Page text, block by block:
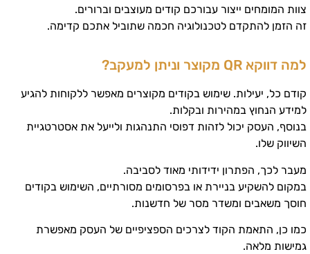
צוות המומחים ייצור עבורכם קודים מעוצבים וברורים.
זה הזמן להתקדם לטכנולוגיה חכמה שתוביל אתכם קדימה.
למה דווקא QR מקוצר וניתן למעקב?
קודם כל, יעילות. שימוש בקודים מקוצרים מאפשר ללקוחות להגיע
למידע הנחוץ במהירות ובקלות.
בנוסף, העסק יכול לזהות דפוסי התנהגות ולייעל את אסטרטגיית
השיווק שלו.
מעבר לכך, הפתרון ידידותי מאוד לסביבה.
במקום להשקיע בניירת או בפרסומים מסורתיים, השימוש בקודים
חוסך משאבים ומשדר מסר של חדשנות.
כמו כן, התאמת הקוד לצרכים הספציפיים של העסק מאפשרת
גמישות מלאה.